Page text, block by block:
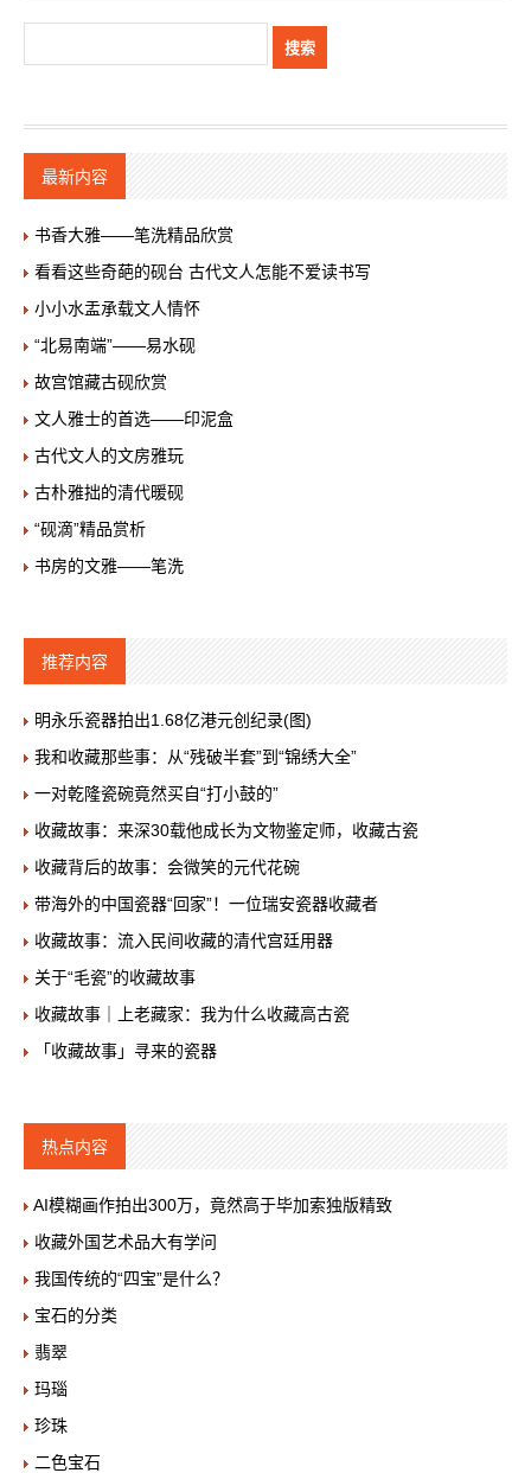
最新内容
书香大雅——笔洗精品欣赏
看看这些奇葩的砚台 古代文人怎能不爱读书写
小小水盂承载文人情怀
“北易南端”——易水砚
故宫馆藏古砚欣赏
文人雅士的首选——印泥盒
古代文人的文房雅玩
古朴雅拙的清代暖砚
“砚滴”精品赏析
书房的文雅——笔洗
推荐内容
明永乐瓷器拍出1.68亿港元创纪录(图)
我和收藏那些事：从“残破半套”到“锦绣大全”
一对乾隆瓷碗竟然买自“打小鼓的”
收藏故事：来深30载他成长为文物鉴定师，收藏古瓷
收藏背后的故事：会微笑的元代花碗
带海外的中国瓷器“回家”！一位瑞安瓷器收藏者
收藏故事：流入民间收藏的清代宫廷用器
关于“毛瓷”的收藏故事
收藏故事｜上老藏家：我为什么收藏高古瓷
「收藏故事」寻来的瓷器
热点内容
AI模糊画作拍出300万，竟然高于毕加索独版精致
收藏外国艺术品大有学问
我国传统的“四宝”是什么？
宝石的分类
翡翠
玛瑙
珍珠
二色宝石